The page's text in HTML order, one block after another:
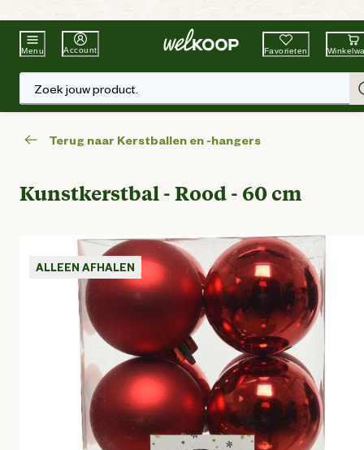
Beste WinkelketenTuin & Dier
Menu Account Favorieten
Zoek jouw product.
Terug naar Kerstballen en -hangers
Kunstkerstbal - Rood - 60 cm
ALLEEN AFHALEN